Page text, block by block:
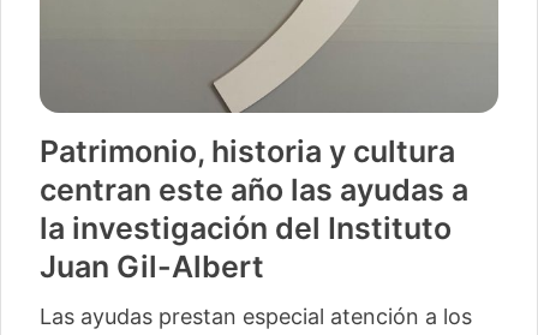
Patrimonio, historia y cultura
centran este año las ayudas a
la investigación del Instituto
Juan Gil-Albert
Las ayudas prestan especial atención a los